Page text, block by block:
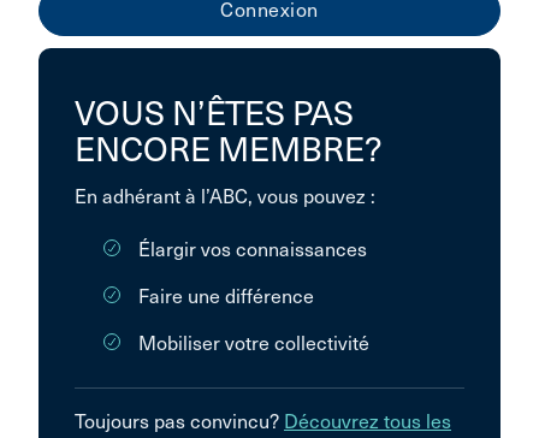
VOUS N’ÊTES PAS
ENCORE MEMBRE?
En adhérant à l’ABC, vous pouvez :
Élargir vos connaissances
Faire une différence
Mobiliser votre collectivité
Toujours pas convincu? Découvrez tous les